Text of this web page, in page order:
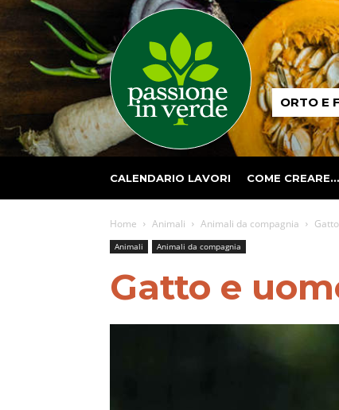
Passione
in ORTO E
CALENDARIO LAVORI COME CREARE…
Home Animali Animali da compagnia
Animali Animali da compagnia
Gatto e